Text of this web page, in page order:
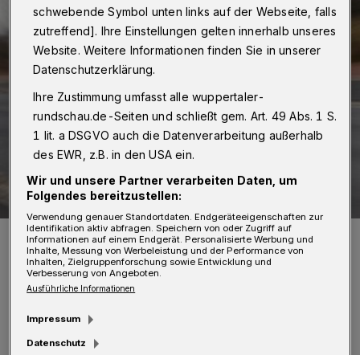
Symbolfoto.
Foto: Polizei
schwebende Symbol unten links auf der Webseite, falls
zutreffend]. Ihre Einstellungen gelten innerhalb unseres
Website. Weitere Informationen finden Sie in unserer
Datenschutzerklärung.
Ihre Zustimmung umfasst alle wuppertaler-
rundschau.de-Seiten und schließt gem. Art. 49 Abs. 1 S.
1 lit. a DSGVO auch die Datenverarbeitung außerhalb
des EWR, z.B. in den USA ein.
Wir und unsere Partner verarbeiten Daten, um
Folgendes bereitzustellen:
Verwendung genauer Standortdaten. Endgeräteeigenschaften zur
Identifikation aktiv abfragen. Speichern von oder Zugriff auf
Informationen auf einem Endgerät. Personalisierte Werbung und
Inhalte, Messung von Werbeleistung und der Performance von
Inhalten, Zielgruppenforschung sowie Entwicklung und
Verbesserung von Angeboten.
Ausführliche Informationen
Impressum
Datenschutz